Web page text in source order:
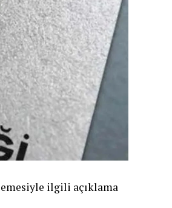
ilgili açıklama